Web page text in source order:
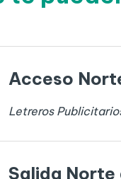
Acceso
Letreros
Salida Norte